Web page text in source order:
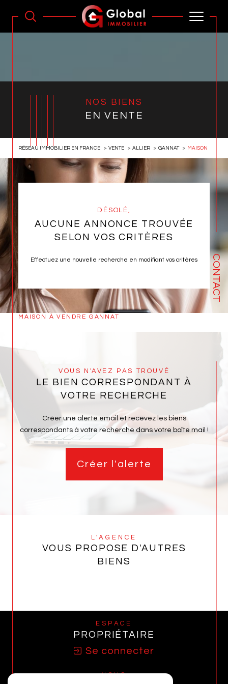
CONTACT
NOS BIENS
EN VENTE
RÉSEAU IMMOBILIER EN FRANCE VENTE ALLIER GANNAT MAISON
DÉSOLÉ,
AUCUNE ANNONCE TROUVÉE
SELON VOS CRITÈRES
Effectuez une nouvelle recherche en modifiant vos critères
MAISON À VENDRE GANNAT
VOUS N'AVEZ PAS TROUVÉ
LE BIEN CORRESPONDANT À
VOTRE RECHERCHE
Créer une alerte email et recevez les biens
correspondants à votre recherche dans votre boîte mail !
Créer l'alerte
L'AGENCE
VOUS PROPOSE D'AUTRES
BIENS
ESPACE
PROPRIÉTAIRE
Se connecter
NOUS